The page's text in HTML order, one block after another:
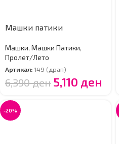
Машки патики
Машки, Машки Патики,
Пролет/Лето
Артикал: 149 (драп)
6,390ден 5,110 ден
-20%